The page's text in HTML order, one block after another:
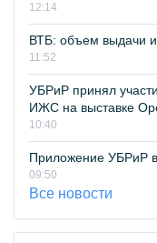
12:14
ВТБ: объем выдачи
11:52
УБРиР принял
ИЖС на выставке
10:40
Приложение УБРиР
09:50
Все новости